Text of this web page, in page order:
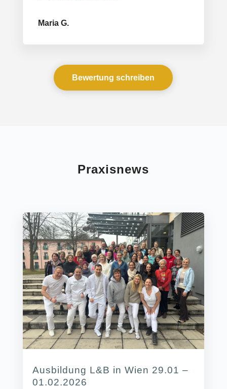
Maria G.
Bewertung schreiben
Praxisnews
Ausbildung L&B in Wien 29.01 –
01.02.2026